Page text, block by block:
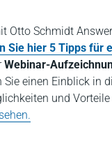
Otto Schmidt
Sie hier 5 Tipps für
Webinar-
Sie einen Einblick in
und Vorteile